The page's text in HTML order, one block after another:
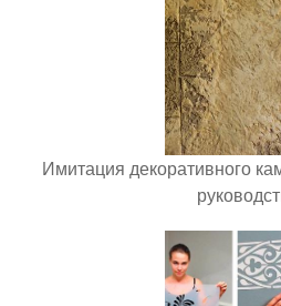
Имитация декоративного